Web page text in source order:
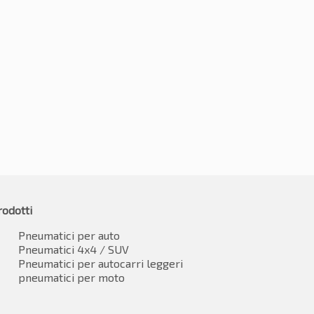
104V
Pneumatici per auto
Pneumatici 4x4 / SUV
Pneumatici per autocarri leggeri
pneumatici per moto